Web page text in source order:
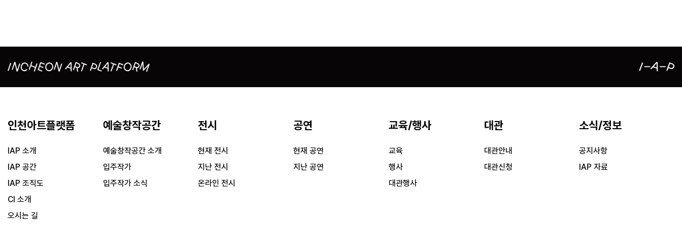
인천아트플랫폼
IAP 소개
IAP 공간
IAP 조직도
CI 소개
오시는 길
예술창작공간
예술창작공간 소개
입주작가
입주작가 소식
전시
현재 전시
지난 전시
온라인 전시
공연
현재 공연
지난 공연
교육/행사
교육
행사
대관행사
대관
대관안내
대관신청
소식/정보
공지사항
IAP 자료